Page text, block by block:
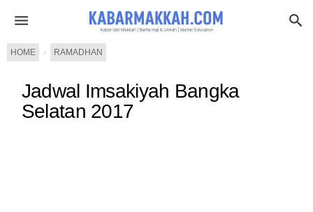
HOME › RAMADHAN
Jadwal Imsakiyah Bangka
Selatan 2017